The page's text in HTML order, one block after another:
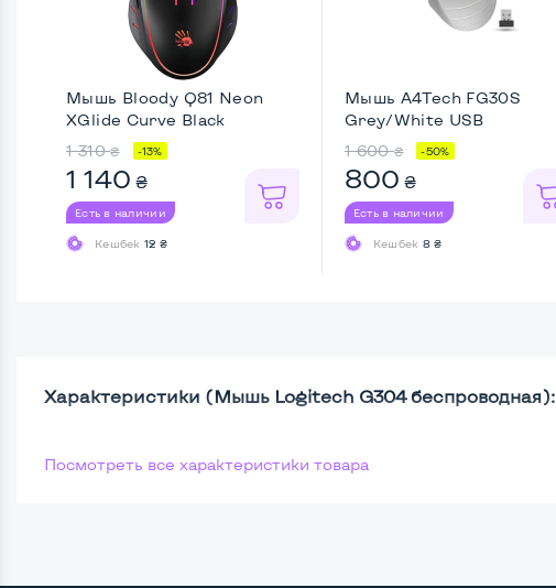
Мышь Bloody Q81 Neon
XGlide Curve Black
1 310 ₴ -13%
1 140 ₴
Есть в наличии
Кешбек 12 ₴
Мышь A4Tech FG30S
Grey/White USB
беспроводна ...
1 600 ₴ -50%
800 ₴
Есть в наличии
Кешбек 8 ₴
Характеристики (Мышь Logitech G304 беспроводная):
Посмотреть все характеристики товара